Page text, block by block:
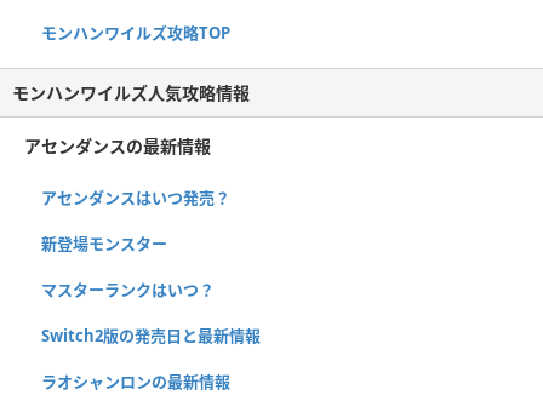
モンハンワイルズ攻略TOP
モンハンワイルズ人気攻略情報
アセンダンスの最新情報
アセンダンスはいつ発売？
新登場モンスター
マスターランクはいつ？
Switch2版の発売日と最新情報
ラオシャンロンの最新情報